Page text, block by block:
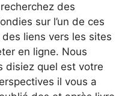
des
sur l’un de ces
liens vers les sites
en ligne. Nous
disiez quel est votre
il vous a